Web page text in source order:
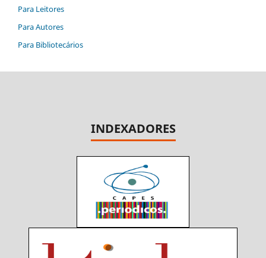
Para Leitores
Para Autores
Para Bibliotecários
INDEXADORES